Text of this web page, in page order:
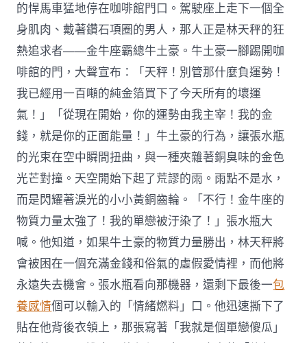
的悍馬車猛地停在咖啡館門口。駕駛座上走下一個全
身肌肉、戴著鑽石項圈的男人，那人正是林天秤的狂
熱追求者——金牛座霸總牛土豪。牛土豪一腳踢開咖
啡館的門，大聲宣布：「天秤！別管那什麼負運勢！
我已經用一百噸的純金箔買下了今天所有的壞運
氣！」「從現在開始，你的運勢由我主宰！我的金
錢，就是你的正面能量！」牛土豪的行為，讓張水瓶
的光束在空中瞬間扭曲，與一種夾雜著銅臭味的金色
光芒對撞。天空開始下起了荒謬的雨。雨點不是水，
而是閃耀著淚光的小小黃銅齒輪。「不行！金牛座的
物質力量太強了！我的單戀被汙染了！」張水瓶大
喊。他知道，如果牛土豪的物質力量勝出，林天秤將
會被困在一個充滿金錢和俗氣的虛假愛情裡，而他將
永遠失去機會。張水瓶看向那機器，還剩下最後一包
養感情個可以輸入的「情緒燃料」口。他迅速撕下了
貼在他背後衣領上，那張寫著「我就是個單戀傻瓜」